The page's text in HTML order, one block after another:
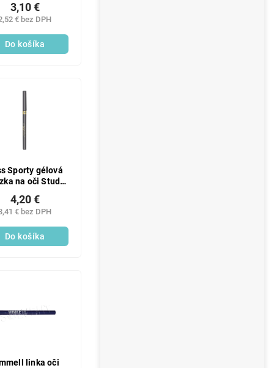
€ bez DPH
3,10 €
Do košíka
Sporty gélová
na oči Studio
€ bez DPH
4,20 €
Do košíka
linka oči